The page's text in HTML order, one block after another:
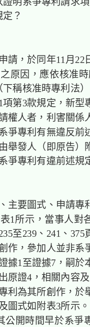
？
請，於同年11月22
原因，應依核准
下稱核准時專利
第3款規定，新型
權人者，利害關係
爭專利有無違反前
舉發人（即原告）
爭專利有違前述規
主要圖式、申請專
1所示，當事人對
至239、241、375
作，參加人並非系
據1至證據7，嗣於
原證4，相關內容
利為其所創作，於
圖式如附表3所示。
開時間早於系爭